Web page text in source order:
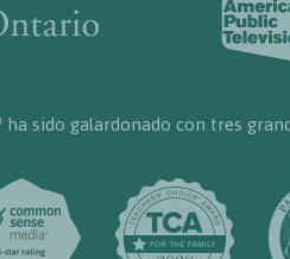
ha sido galardonado con tres